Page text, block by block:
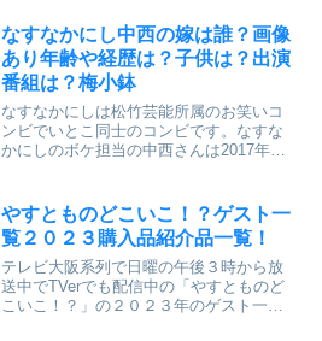
なすなかにし中西の嫁は誰？画像
あり年齢や経歴は？子供は？出演
番組は？梅小鉢
なすなかにしは松竹芸能所属のお笑いコ
ンビでいとこ同士のコンビです。なすな
かにしのボケ担当の中西さんは2017年に
出演番組について記事にします。関連記
事⇒なすなかにし那須...
やすとものどこいこ！？ゲスト一
覧２０２３購入品紹介品一覧！
テレビ大阪系列で日曜の午後３時から放
送中でTVerでも配信中の「やすとものど
こいこ！？」の２０２３年のゲスト一覧